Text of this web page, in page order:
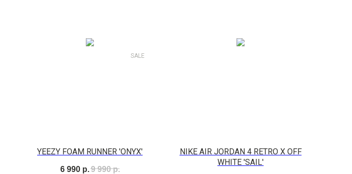
SALE
YEEZY FOAM RUNNER 'ONYX'
6 990 р.9 990 р.
NIKE AIR JORDAN 4 RETRO X OFF
WHITE 'SAIL'